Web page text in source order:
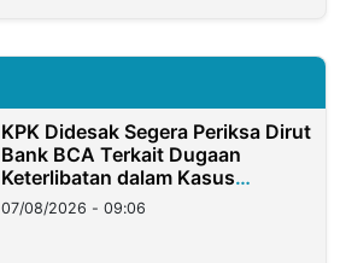
KPK Didesak Segera Periksa Dirut
Bank BCA Terkait Dugaan
Keterlibatan dalam Kasus
Hilangnya Dana Nasabah Rp2,58
Miliar
07/08/2026 - 09:06